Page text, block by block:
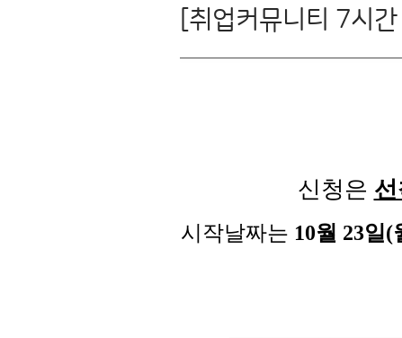
[취업커뮤니티 7시
신청은
시작날짜는 10월 23일(